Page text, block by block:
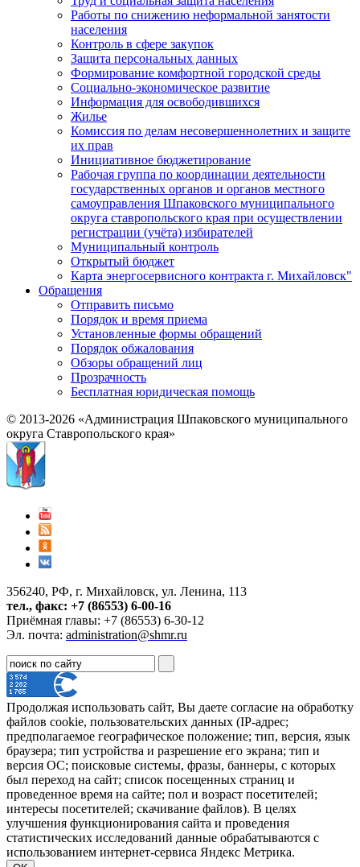
Работы по снижению неформальной занятости
населения
Контроль в сфере закупок
Защита персональных данных
Формирование комфортной городской среды
Социально-экономическое развитие
Информация для освободившихся
Жилье
Комиссия по делам несовершеннолетних и защите
их прав
Инициативное бюджетирование
Рабочая группа по координации деятельности
государственных органов и органов местного
самоуправления Шпаковского муниципального
округа ставропольского края при осуществлении
регистрации (учёта) избирателей
Муниципальный контроль
Открытый бюджет
Карта энергосервисного контракта г. Михайловск"
Обращения
Отправить письмо
Порядок и время приема
Установленные формы обращений
Порядок обжалования
Обзоры обращений лиц
Прозрачность
Бесплатная юридическая помощь
© 2013-2026 «Администрация Шпаковского муниципального
округа Ставропольского края»
356240, РФ, г. Михайловск, ул. Ленина, 113
тел., факс: +7 (86553) 6-00-16
Приёмная главы: +7 (86553) 6-30-12
Эл. почта: administration@shmr.ru
Продолжая использовать сайт, Вы даете согласие на обработку
файлов cookie, пользовательских данных (IP-адрес;
предполагаемое географическое положение; тип, версия, язык
браузера; тип устройства и разрешение его экрана; тип и
версия ОС; поисковые системы, фразы, баннеры, с которых
был переход на сайт; список посещенных страниц и
проведенное время на сайте; пол и возраст посетителей;
интересы посетителей; скачивание файлов). В целях
улучшения функционирования сайта и проведения
статистических исследований данные обрабатываются с
использованием интернет-сервиса Яндекс Метрика.